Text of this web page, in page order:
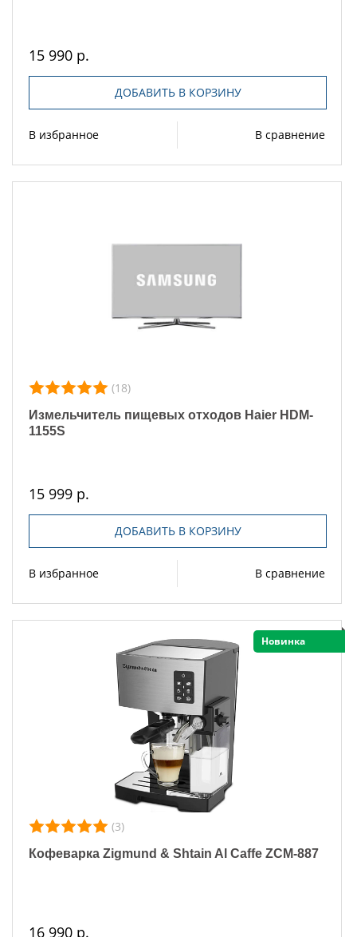
15 990 р.
ДОБАВИТЬ В КОРЗИНУ
В избранное В сравнение
(18)
Измельчитель пищевых отходов Haier HDM-
1155S
15 999 р.
ДОБАВИТЬ В КОРЗИНУ
В избранное В сравнение
Новинка
(3)
Кофеварка Zigmund & Shtain Al Caffe ZCM-887
16 990 р.